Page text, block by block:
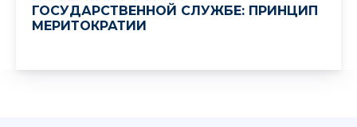
ГОСУДАРСТВЕННОЙ СЛУЖБЕ: ПРИНЦИП
МЕРИТОКРАТИИ